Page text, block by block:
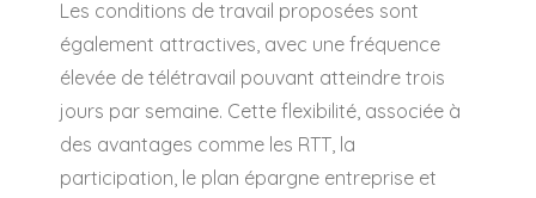
Les conditions de travail proposées sont
également attractives, avec une fréquence
élevée de télétravail pouvant atteindre trois
jours par semaine. Cette flexibilité, associée à
des avantages comme les RTT, la
participation, le plan épargne entreprise et